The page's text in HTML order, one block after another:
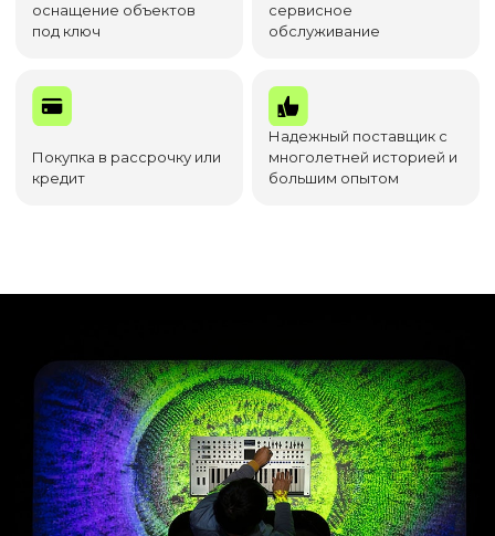
оснащение объектов
под ключ
сервисное
обслуживание
Покупка в рассрочку или
кредит
Надежный поставщик с
многолетней историей и
большим опытом